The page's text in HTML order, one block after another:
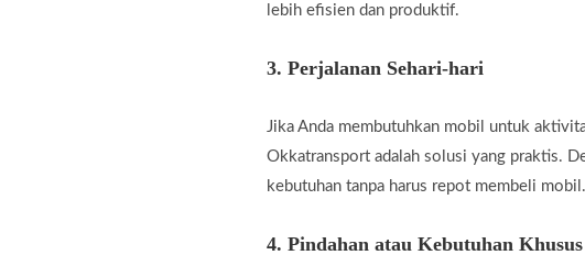
lebih efisien dan produktif.
3. Perjalanan Sehari-hari
Jika Anda membutuhkan mobil untuk
Okkatransport adalah solusi yang praktis.
kebutuhan tanpa harus repot membeli mobil.
4. Pindahan atau Kebutuhan Khusus